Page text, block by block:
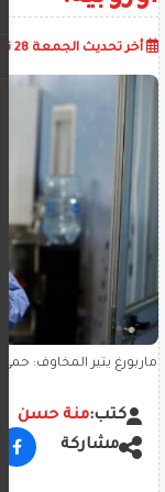
أخر تحديث الجمعة 28 نوفمبر 2025
كتب:منة حسن
مشاركة